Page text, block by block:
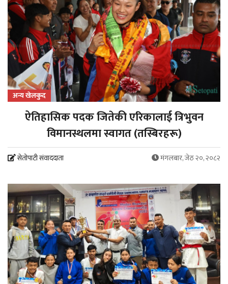
अन्य खेलकुद
ऐतिहासिक पदक जितेकी एरिकालाई त्रिभुवन
विमानस्थलमा स्वागत (तस्बिरहरू)
सेतोपाटी संवाददाता मंगलबार, जेठ २०, २०८२